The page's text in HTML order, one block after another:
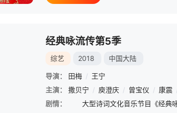
经典咏流传第5季
综艺 2018 中国大陆
导演： 田梅 / 王宁
主演：
撒贝宁 / 庾澄庆 / 曾宝仪 / 康震
剧情：